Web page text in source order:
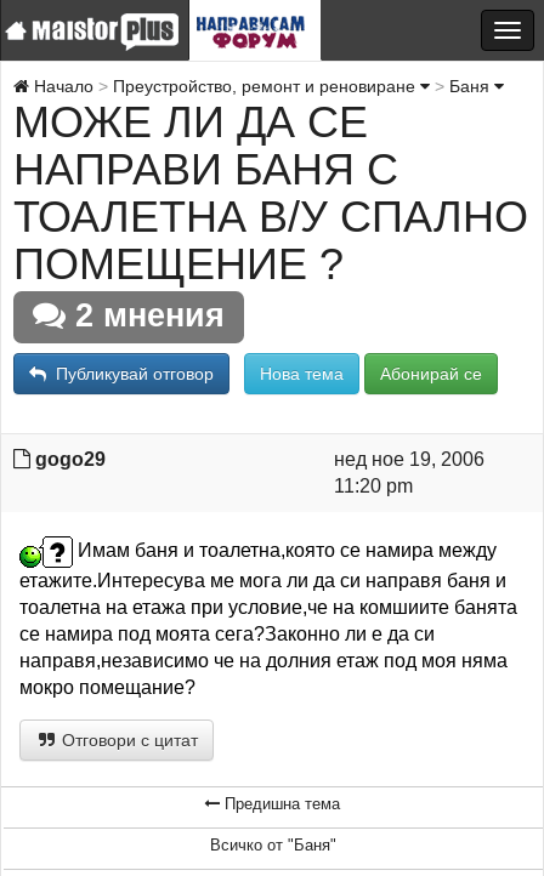
Начало Преустройство, ремонт и реновиране Баня
МОЖЕ ЛИ ДА СЕ
НАПРАВИ БАНЯ С
ТОАЛЕТНА В/У СПАЛНО
ПОМЕЩЕНИЕ ?
2 мнения
Публикувай отговор Нова тема Абонирай се
gogo29
нед ное 19, 2006
11:20 pm
Имам баня и тоалетна,която се намира между
етажите.Интересува ме мога ли да си направя баня и
тоалетна на етажа при условие,че на комшиите банята
се намира под моята сега?Законно ли е да си
направя,независимо че на долния етаж под моя няма
мокро помещание?
Отговори с цитат
Предишна тема
Всичко от "Баня"